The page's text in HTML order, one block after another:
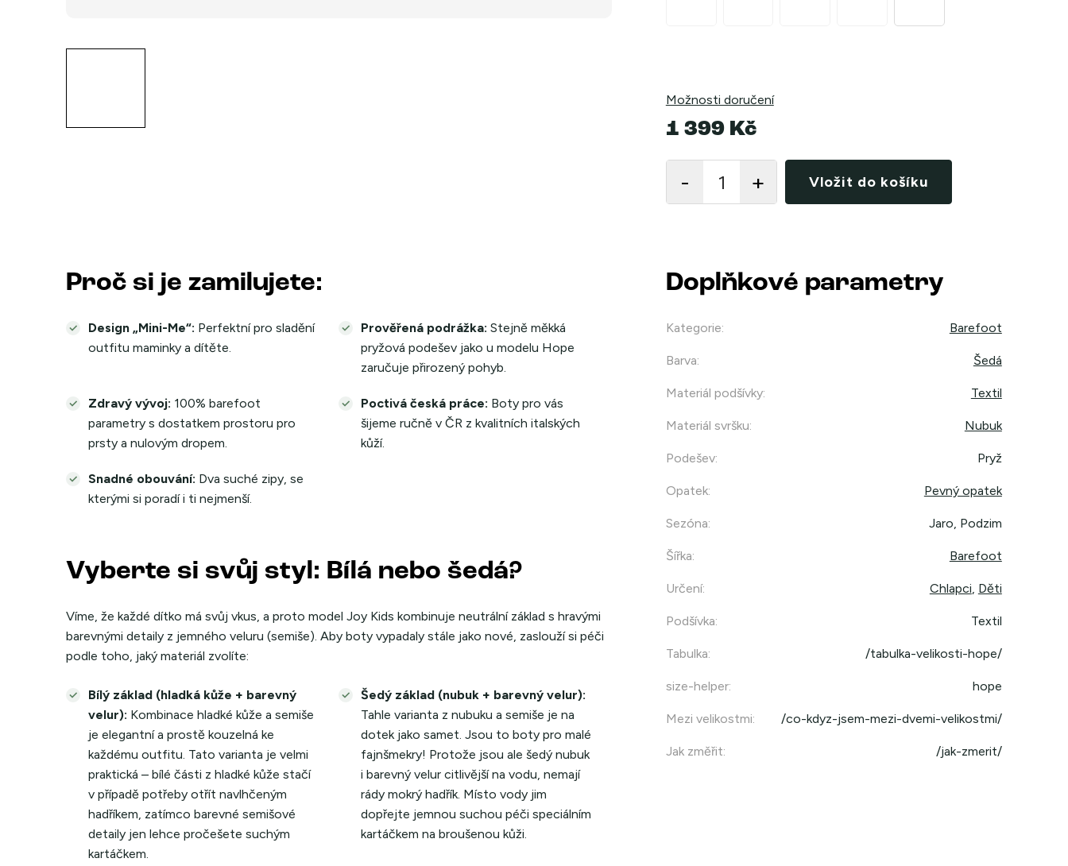
Možnosti doručení
1 399 Kč
Vložit do košíku
Proč si je zamilujete:
Design „Mini-Me“: Perfektní pro sladění
outfitu maminky a dítěte.
Prověřená podrážka: Stejně měkká
pryžová podešev jako u modelu Hope
zaručuje přirozený pohyb.
Zdravý vývoj: 100% barefoot
parametry s dostatkem prostoru pro
prsty a nulovým dropem.
Poctivá česká práce: Boty pro vás
šijeme ručně v ČR z kvalitních italských
kůží.
Snadné obouvání: Dva suché zipy, se
kterými si poradí i ti nejmenší.
Vyberte si svůj styl: Bílá nebo šedá?
Víme, že každé dítko má svůj vkus, a proto model Joy Kids kombinuje neutrální základ s hravými
barevnými detaily z jemného veluru (semiše). Aby boty vypadaly stále jako nové, zaslouží si péči
podle toho, jaký materiál zvolíte:
Bílý základ (hladká kůže + barevný
velur): Kombinace hladké kůže a semiše
je elegantní a prostě kouzelná ke
každému outfitu. Tato varianta je velmi
praktická – bílé části z hladké kůže stačí
v případě potřeby otřít navlhčeným
hadříkem, zatímco barevné semišové
detaily jen lehce pročešete suchým
kartáčkem.
Šedý základ (nubuk + barevný velur):
Tahle varianta z nubuku a semiše je na
dotek jako samet. Jsou to boty pro malé
fajnšmekry! Protože jsou ale šedý nubuk
i barevný velur citlivější na vodu, nemají
rády mokrý hadřík. Místo vody jim
dopřejte jemnou suchou péči speciálním
kartáčkem na broušenou kůži.
Doplňkové parametry
Kategorie: Barefoot
Barva: Šedá
Materiál podšívky: Textil
Materiál svršku: Nubuk
Podešev: Pryž
Opatek: Pevný opatek
Sezóna: Jaro, Podzim
Šířka: Barefoot
Určení: Chlapci, Děti
Podšívka: Textil
Tabulka: /tabulka-velikosti-hope/
size-helper: hope
Mezi velikostmi: /co-kdyz-jsem-mezi-dvemi-velikostmi/
Jak změřit: /jak-zmerit/